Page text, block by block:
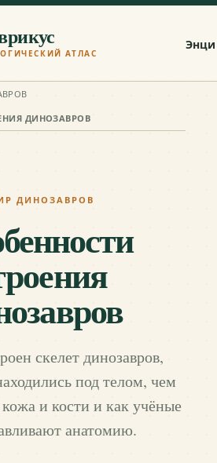
АТЛАС
ДИНОЗАВРОВ
ДИНОЗАВРОВ
скелет динозавров,
под телом, чем
и кости и как учёные
анатомию.